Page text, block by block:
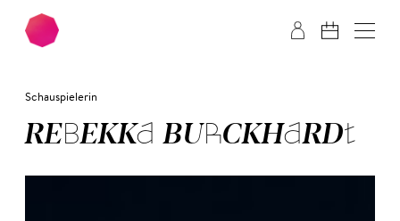
Zum Hauptinhalt springen Zum Footer springen
Schauspielerin
RE­BEK­KA BURCK­HARDT